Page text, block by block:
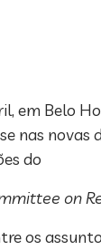
em Belo
nas novas
do
on
os